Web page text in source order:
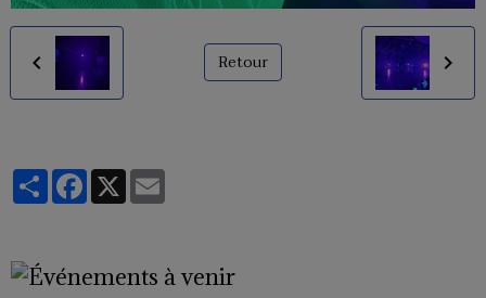
Retour
PartagerFacebook
X